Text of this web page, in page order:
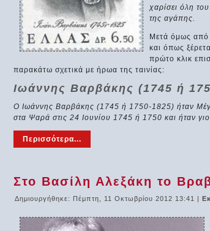
χαρίσει όλη
της αγάπης.
Μετά όμως από
και όπως
πρώτο κλικ
παρακάτω σχετικά με ήρωα της ταινίας:
Ιωάννης Βαρβάκης (1745 ή
Ο Ιωάννης Βαρβάκης (1745 ή 1750-1825) ήταν
στα Ψαρά στις 24 Ιουνίου 1745 ή 1750 και ήταν
Περισσότερα...
Στο Βασίλη Αλεξάκη το
Δημιουργήθηκε: Πέμπτη, 11 Οκτωβρίου 2012 13:41 |